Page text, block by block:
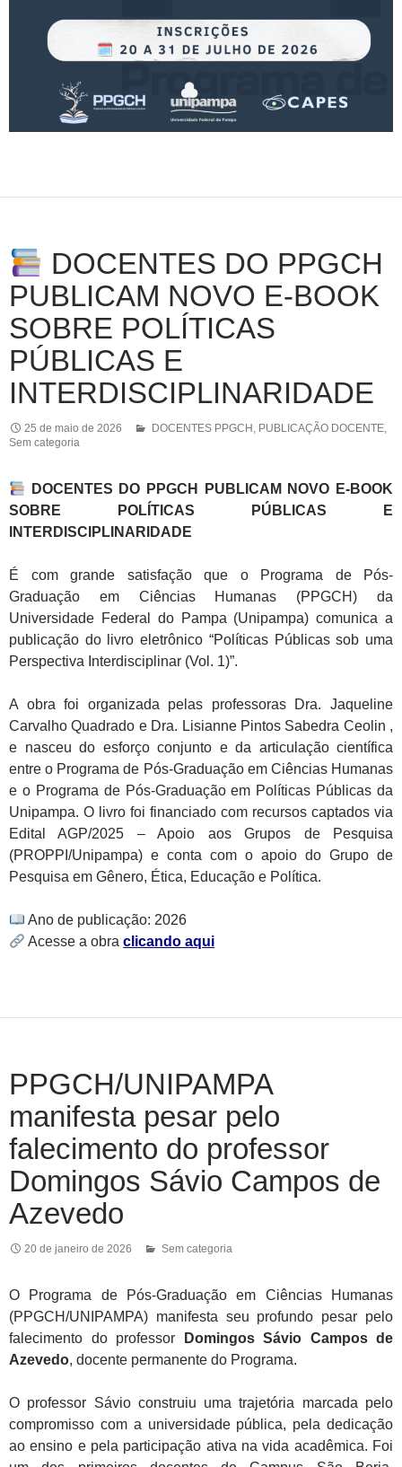
DOCENTES DO PPGCH
PUBLICAM NOVO E-BOOK
SOBRE POLÍTICAS
PÚBLICAS E
INTERDISCIPLINARIDADE
25 de maio de 2026 DOCENTES PPGCH , PUBLICAÇÃO DOCENTE,
Sem categoria
DOCENTES DO PPGCH PUBLICAM NOVO E-BOOK
SOBRE POLÍTICAS PÚBLICAS E
INTERDISCIPLINARIDADE
É com grande satisfação que o Programa de Pós-
Graduação em Ciências Humanas (PPGCH) da
Universidade Federal do Pampa (Unipampa) comunica a
publicação do livro eletrônico “Políticas Públicas sob uma
Perspectiva Interdisciplinar (Vol. 1)”.
A obra foi organizada pelas professoras Dra. Jaqueline
Carvalho Quadrado e Dra. Lisianne Pintos Sabedra Ceolin ,
e nasceu do esforço conjunto e da articulação científica
entre o Programa de Pós-Graduação em Ciências Humanas
e o Programa de Pós-Graduação em Políticas Públicas da
Unipampa. O livro foi financiado com recursos captados via
Edital AGP/2025 – Apoio aos Grupos de Pesquisa
(PROPPI/Unipampa) e conta com o apoio do Grupo de
Pesquisa em Gênero, Ética, Educação e Política.
Ano de publicação: 2026
Acesse a obraclicando aqui
PPGCH/UNIPAMPA
manifesta pesar pelo
falecimento do professor
Domingos Sávio Campos de
Azevedo
20 de janeiro de 2026 Sem categoria
O Programa de Pós-Graduação em Ciências Humanas
(PPGCH/UNIPAMPA) manifesta seu profundo pesar pelo
falecimento do professor
Domingos Sávio Campos de
Azevedo, docente permanente do Programa.
O professor Sávio construiu uma trajetória marcada pelo
compromisso com a universidade pública, pela dedicação
ao ensino e pela participação ativa na vida acadêmica. Foi